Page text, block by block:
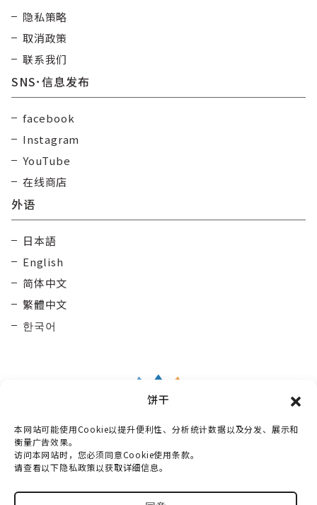
饼干
本网站可能使用Cookie以提升便利性、分析统计数据以及分发、展示和
衡量广告效果。
访问本网站时，您必须同意Cookie使用条款。
请查看以下隐私政策以获取详细信息。
隐私策略
取消政策
联系我们
SNS･信息发布
facebook
Instagram
YouTube
在线商店
外语
日本語
English
简体中文
繁體中文
한국어
Taisetsu Kamui Mintara DMO
〒070-0030
北海道旭川市宫下通10丁目3番2号 Maruun Hall 3楼
电话：0166-73-6968